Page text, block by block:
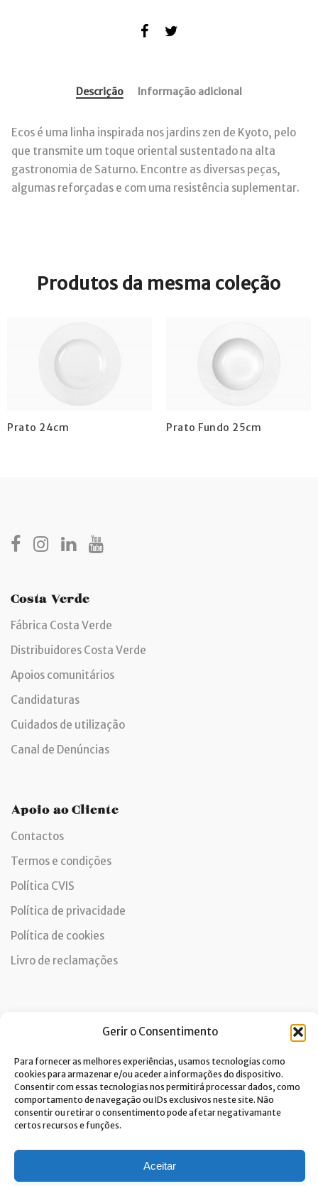
Gerir o Consentimento
Para fornecer as melhores experiências, usamos tecnologias como
cookies para armazenar e/ou aceder a informações do dispositivo.
Consentir com essas tecnologias nos permitirá processar dados, como
comportamento de navegação ou IDs exclusivos neste site. Não
consentir ou retirar o consentimento pode afetar negativamante
certos recursos e funções.
Aceitar
Descrição Informação adicional
Ecos é uma linha inspirada nos jardins zen de Kyoto, pelo
que transmite um toque oriental sustentado na alta
gastronomia de Saturno. Encontre as diversas peças,
algumas reforçadas e com uma resistência suplementar.
Produtos da mesma coleção
Prato 24cm Prato Fundo 25cm
Costa Verde
Fábrica Costa Verde
Distribuidores Costa Verde
Apoios comunitários
Candidaturas
Cuidados de utilização
Canal de Denúncias
Apoio ao Cliente
Contactos
Termos e condições
Política CVIS
Política de privacidade
Política de cookies
Livro de reclamações
Dou consentimento ao tratamento de dados e aceito a
política de privacidade.*
A Costa Verde está comprometida com a implementação do RGPD. Para